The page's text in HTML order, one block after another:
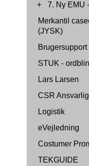
+
7. Ny EMU
Merkantil
(JYSK)
STUK -
Lars Larsen
CSR
Logistik
eVejledning
Costumer
TEKGUIDE